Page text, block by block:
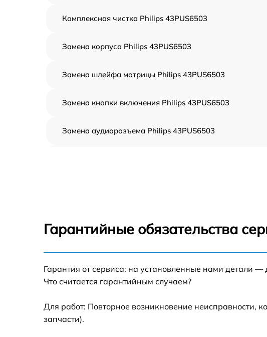
Комплексная чистка Philips 43PUS6503
Замена корпуса Philips 43PUS6503
Замена шлейфа матрицы Philips 43PUS6503
Замена кнопки включения Philips 43PUS6503
Замена аудиоразъема Philips 43PUS6503
Прошивка блока управления Philips
43PUS6503
Гарантийные обязательства
Гарантия от сервиса: на установленные нами детали —
Что считается гарантийным случаем?
Для работ: Повторное возникновение неисправности,
запчасти).